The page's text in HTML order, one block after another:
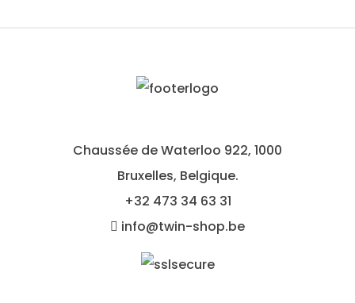
Chaussée de Waterloo 922, 1000
Bruxelles, Belgique.
+32 473 34 63 31
info@twin-shop.be